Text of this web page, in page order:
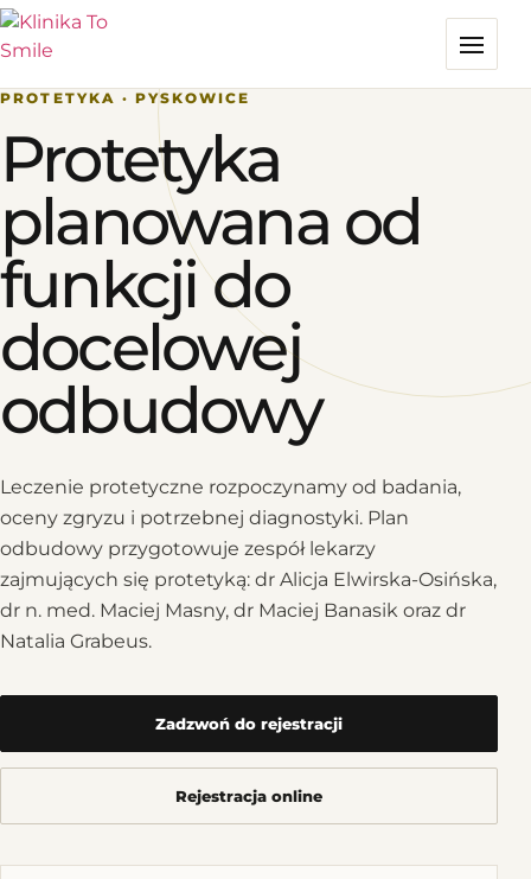
PROTETYKA · PYSKOWICE
Protetyka
planowana od
funkcji do
docelowej
odbudowy
Leczenie protetyczne rozpoczynamy od badania,
oceny zgryzu i potrzebnej diagnostyki. Plan
odbudowy przygotowuje zespół lekarzy
zajmujących się protetyką: dr Alicja Elwirska-Osińska,
dr n. med. Maciej Masny, dr Maciej Banasik oraz dr
Natalia Grabeus.
Zadzwoń do rejestracji
Rejestracja online